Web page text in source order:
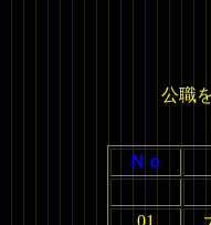
公職
Ｎｏ
01